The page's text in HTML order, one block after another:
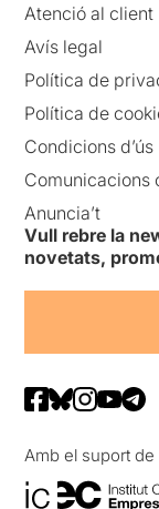
Atenció al client
Avís legal
Política de
Política de
Condicions d’ús
Comunicacions
Anuncia’t
Vull rebre la
novetats,
Amb el suport de